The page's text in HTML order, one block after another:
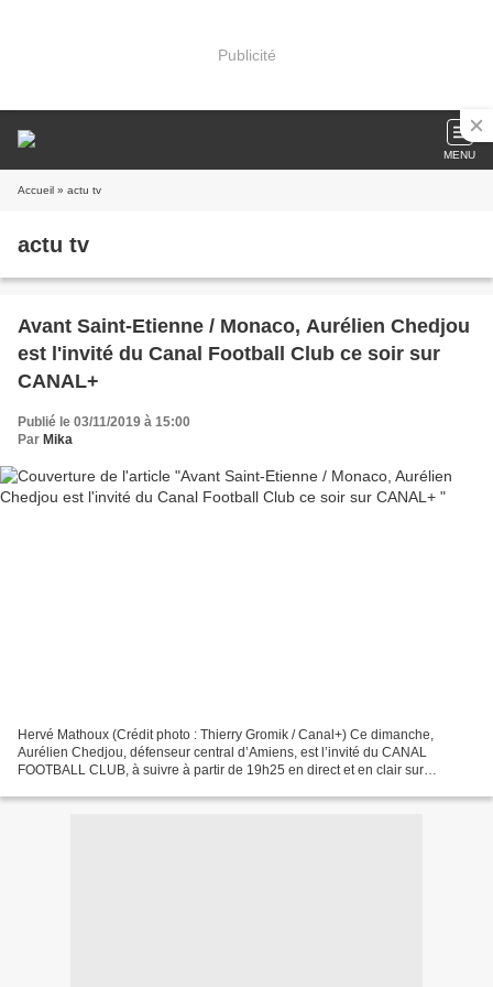
Publicité
MENU
Accueil » actu tv
actu tv
Avant Saint-Etienne / Monaco, Aurélien Chedjou
est l'invité du Canal Football Club ce soir sur
CANAL+
Publié le 03/11/2019 à 15:00
Par Mika
Hervé Mathoux (Crédit photo : Thierry Gromik / Canal+) Ce dimanche,
Aurélien Chedjou, défenseur central d’Amiens, est l’invité du CANAL
FOOTBALL CLUB, à suivre à partir de 19h25 en direct et en clair sur